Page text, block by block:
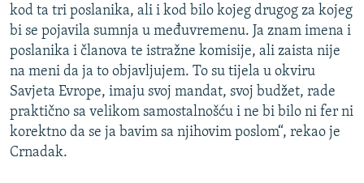
kod ta tri poslanika, ali i kod bilo kojeg drugog za kojeg
bi se pojavila sumnja u međuvremenu. Ja znam imena i
poslanika i članova te istražne komisije, ali zaista nije
na meni da ja to objavljujem. To su tijela u okviru
Savjeta Evrope, imaju svoj mandat, svoj budžet, rade
praktično sa velikom samostalnošću i ne bi bilo ni fer ni
korektno da se ja bavim sa njihovim poslom“, rekao je
Crnadak.